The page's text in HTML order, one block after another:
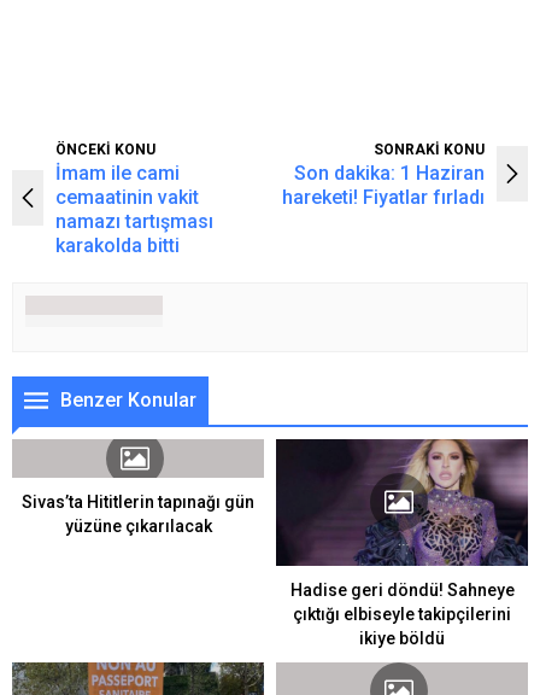
ÖNCEKİ KONU
İmam ile cami
cemaatinin vakit
namazı tartışması
karakolda bitti
SONRAKİ KONU
Son dakika: 1 Haziran
hareketi! Fiyatlar fırladı
Benzer Konular
Sivas’ta Hititlerin tapınağı gün
yüzüne çıkarılacak
Hadise geri döndü! Sahneye
çıktığı elbiseyle takipçilerini
ikiye böldü